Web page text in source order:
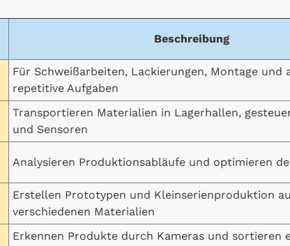
Beschreibung
Für Schweißarbeiten, Lackierungen, Montage und
repetitive Aufgaben
Transportieren Materialien in Lagerhallen,
und Sensoren
Analysieren Produktionsabläufe und optimieren
Erstellen Prototypen und Kleinserienproduktion
verschiedenen Materialien
Erkennen Produkte durch Kameras und sortieren